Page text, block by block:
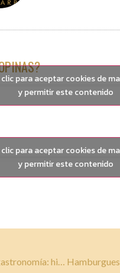
clic para aceptar cookies de
y permitir este contenido
clic para aceptar cookies de
y permitir este contenido
La vaca en la gastronomía: historia, usos y preparaciones